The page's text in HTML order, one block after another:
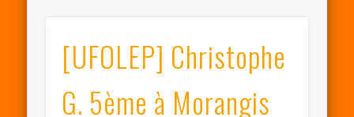
[UFOLEP] Christophe
G. 5ème à Morangis